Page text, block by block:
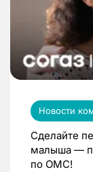
Новости
Сделайте
малыша —
по ОМС!